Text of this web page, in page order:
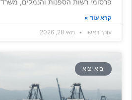
פרסומי רשות הספנות והנמלים, משרד
קרא עוד »
עורך ראשי
מאי 28, 2026
יבוא יצוא